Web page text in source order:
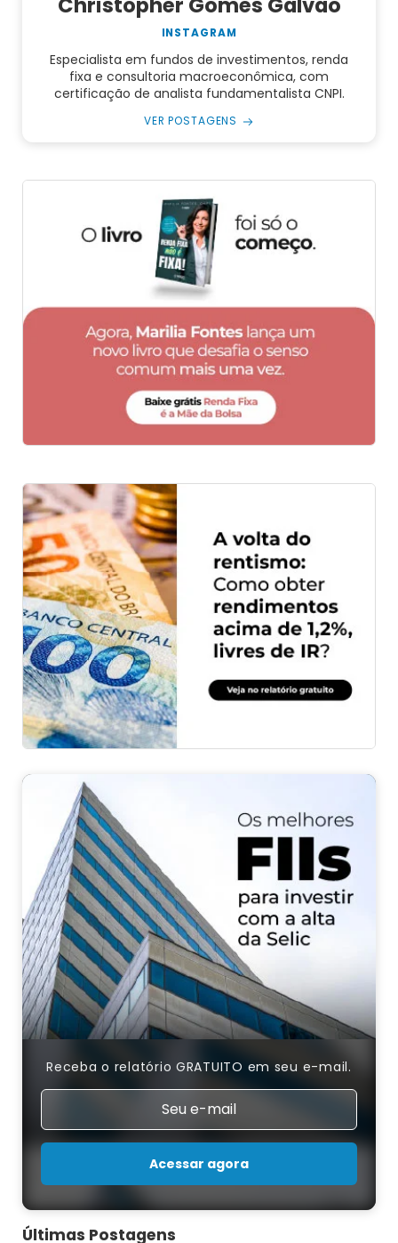
INSTAGRAM
Especialista em fundos de investimentos, renda
fixa e consultoria macroeconômica, com
certificação de analista fundamentalista CNPI.
VER POSTAGENS
Receba o relatório GRATUITO em seu e-mail.
Acessar agora
Últimas Postagens